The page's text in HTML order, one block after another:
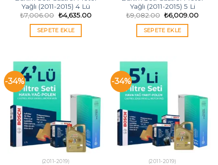
Yağlı (2011-2015) 4 Lü
₺7,006.00 Orijinal
fiyat:
₺7,006.00.
₺4,635.00Şu
SEPETE EKLE
Yağlı (2011-2015) 5 Li
₺9,082.00 Orijinal
fiyat:
₺9,082.00.
₺6,009.00Şu
SEPETE EKLE
-34%
(2011-2019)
-34%
(2011-2019)